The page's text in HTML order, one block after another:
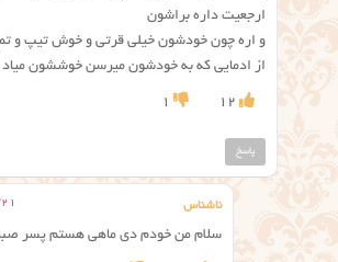
ارجعیت داره براشون
و اره چون خودشون خیلی قرتی و خوش تیپ و
از ادمایی که به خودشون میرسن خوششون میاد
12
1
پاسخ
ناشناس
سلام من خودم دی ماهی هستم پسر